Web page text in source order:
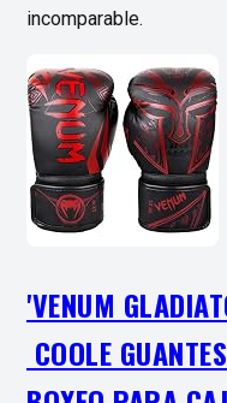
incomparable.
'VENUM
COOLE